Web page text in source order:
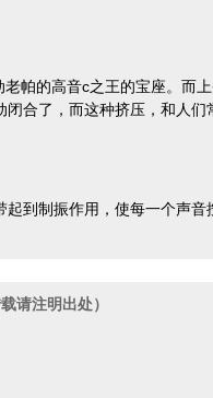
帕的高音c之王的宝座。而
合了，而这种挤压，和人们
到制振作用，使每一个声音
请注明出处）